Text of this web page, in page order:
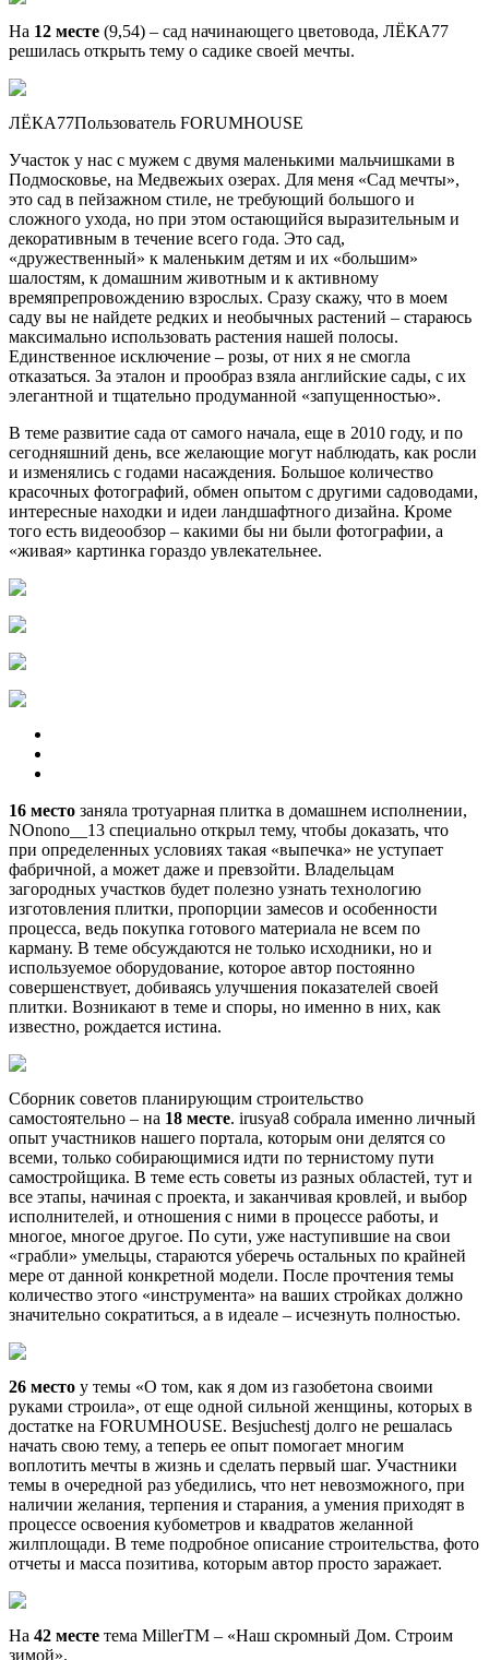
На 12 месте (9,54) – сад начинающего цветовода, ЛЁКА77
решилась открыть тему о садике своей мечты.
ЛЁКА77Пользователь FORUMHOUSE
Участок у нас с мужем с двумя маленькими мальчишками в
Подмосковье, на Медвежьих озерах. Для меня «Сад мечты»,
это сад в пейзажном стиле, не требующий большого и
сложного ухода, но при этом остающийся выразительным и
декоративным в течение всего года. Это сад,
«дружественный» к маленьким детям и их «большим»
шалостям, к домашним животным и к активному
времяпрепровождению взрослых. Сразу скажу, что в моем
саду вы не найдете редких и необычных растений – стараюсь
максимально использовать растения нашей полосы.
Единственное исключение – розы, от них я не смогла
отказаться. За эталон и прообраз взяла английские сады, с их
элегантной и тщательно продуманной «запущенностью».
В теме развитие сада от самого начала, еще в 2010 году, и по
сегодняшний день, все желающие могут наблюдать, как росли
и изменялись с годами насаждения. Большое количество
красочных фотографий, обмен опытом с другими садоводами,
интересные находки и идеи ландшафтного дизайна. Кроме
того есть видеообзор – какими бы ни были фотографии, а
«живая» картинка гораздо увлекательнее.
16 место заняла тротуарная плитка в домашнем исполнении,
NOnono__13 специально открыл тему, чтобы доказать, что
при определенных условиях такая «выпечка» не уступает
фабричной, а может даже и превзойти. Владельцам
загородных участков будет полезно узнать технологию
изготовления плитки, пропорции замесов и особенности
процесса, ведь покупка готового материала не всем по
карману. В теме обсуждаются не только исходники, но и
используемое оборудование, которое автор постоянно
совершенствует, добиваясь улучшения показателей своей
плитки. Возникают в теме и споры, но именно в них, как
известно, рождается истина.
Сборник советов планирующим строительство
самостоятельно – на 18 месте. irusya8 собрала именно личный
опыт участников нашего портала, которым они делятся со
всеми, только собирающимися идти по тернистому пути
самостройщика. В теме есть советы из разных областей, тут и
все этапы, начиная с проекта, и заканчивая кровлей, и выбор
исполнителей, и отношения с ними в процессе работы, и
многое, многое другое. По сути, уже наступившие на свои
«грабли» умельцы, стараются уберечь остальных по крайней
мере от данной конкретной модели. После прочтения темы
количество этого «инструмента» на ваших стройках должно
значительно сократиться, а в идеале – исчезнуть полностью.
26 место у темы «О том, как я дом из газобетона своими
руками строила», от еще одной сильной женщины, которых в
достатке на FORUMHOUSE. Besjuchestj долго не решалась
начать свою тему, а теперь ее опыт помогает многим
воплотить мечты в жизнь и сделать первый шаг. Участники
темы в очередной раз убедились, что нет невозможного, при
наличии желания, терпения и старания, а умения приходят в
процессе освоения кубометров и квадратов желанной
жилплощади. В теме подробное описание строительства, фото
отчеты и масса позитива, которым автор просто заражает.
На 42 месте тема MillerTM – «Наш скромный Дом. Строим
зимой».